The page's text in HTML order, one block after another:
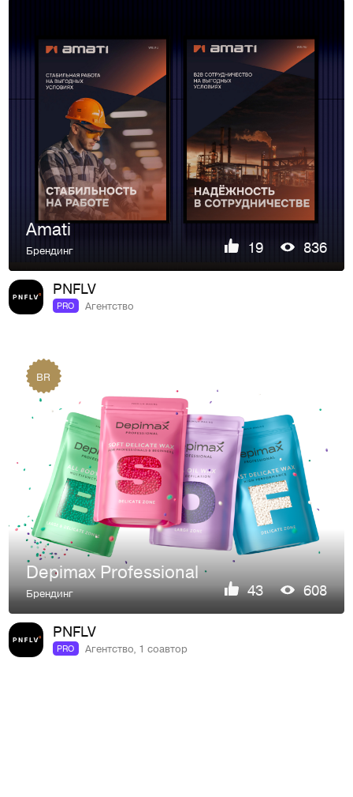
Amati
Брендинг 19 836
PNFLV
PRO Агентство
BR
Depimax Professional
Брендинг 43 608
PNFLV
PRO Агентство, 1 соавтор